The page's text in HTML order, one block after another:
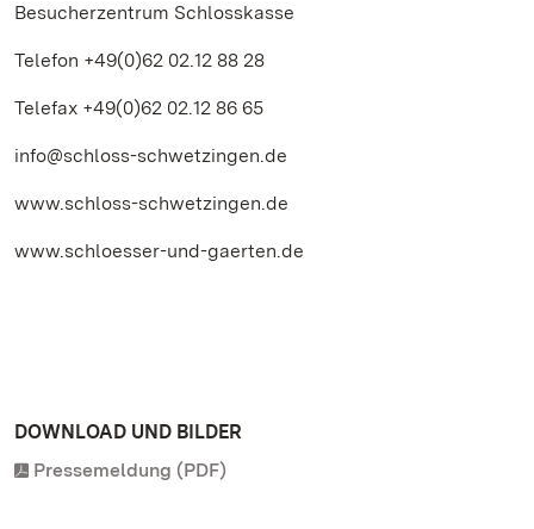
Besucherzentrum Schlosskasse
Telefon +49(0)62 02.12 88 28
Telefax +49(0)62 02.12 86 65
info@schloss-schwetzingen.de
www.schloss-schwetzingen.de
www.schloesser-und-gaerten.de
DOWNLOAD UND BILDER
Pressemeldung (PDF)